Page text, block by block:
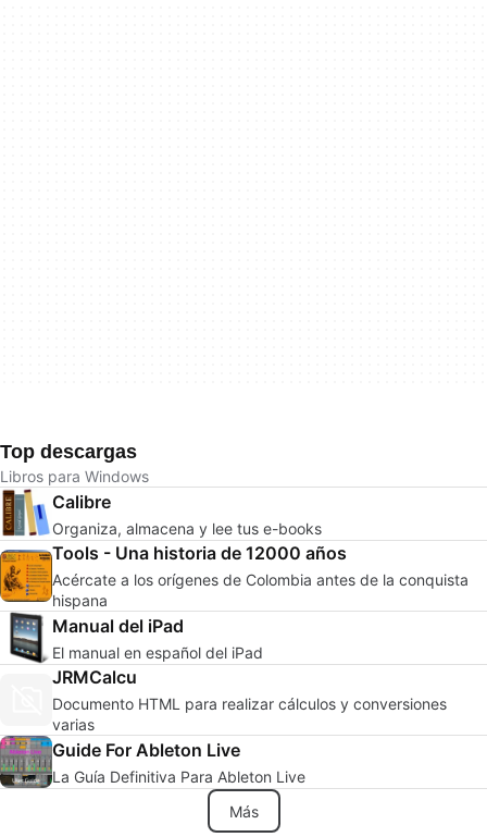
Top descargas
Libros para Windows
Calibre
Organiza, almacena y lee tus e-books
Tools - Una historia de 12000 años
Acércate a los orígenes de Colombia antes de la conquista
hispana
Manual del iPad
El manual en español del iPad
JRMCalcu
Documento HTML para realizar cálculos y conversiones
varias
Guide For Ableton Live
La Guía Definitiva Para Ableton Live
Más